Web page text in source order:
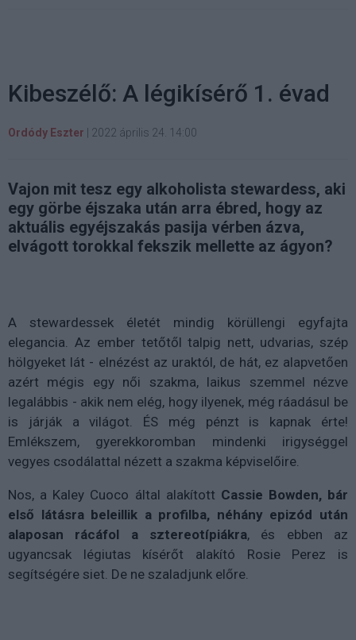
Kibeszélő: A légikísérő 1. évad
Ordódy Eszter 2022 április 24. 14:00
Vajon mit tesz egy alkoholista stewardess, aki
egy görbe éjszaka után arra ébred, hogy az
aktuális egyéjszakás pasija vérben ázva,
elvágott torokkal fekszik mellette az ágyon?
A stewardessek életét mindig körüllengi egyfajta
elegancia. Az ember tetőtől talpig nett, udvarias, szép
hölgyeket lát - elnézést az uraktól, de hát, ez alapvetően
azért mégis egy női szakma, laikus szemmel nézve
legalábbis - akik nem elég, hogy ilyenek, még ráadásul be
is járják a világot. ÉS még pénzt is kapnak érte!
Emlékszem, gyerekkoromban mindenki irigységgel
vegyes csodálattal nézett a szakma képviselőire.
Nos, a Kaley Cuoco által alakított Cassie Bowden, bár
első látásra beleillik a profilba, néhány epizód után
alaposan rácáfol a sztereotípiákra, és ebben az
ugyancsak légiutas kísérőt alakító Rosie Perez is
segítségére siet. De ne szaladjunk előre.